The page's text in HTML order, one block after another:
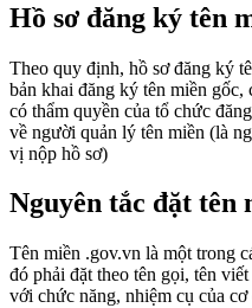
Hồ sơ đăng ký tên
Theo quy định, hồ sơ đăng ký
bản khai đăng ký tên miền
có thẩm quyền của tổ chức
về người quản lý tên miền (là
vị nộp hồ sơ)
Nguyên tắc đặt tên
Tên miền .gov.vn là một trong
đó phải đặt theo tên gọi, tên
với chức năng, nhiệm cụ của